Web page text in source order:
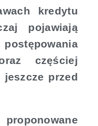
kredytu
pojawiają
częściej
przed